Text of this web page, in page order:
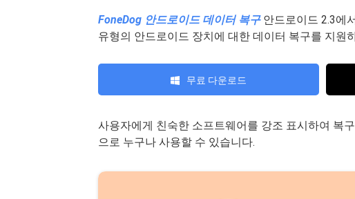
FoneDog 안드로이드 데이터 복구안드로이드 2.3에
유형의 안드로이드 장치에 대한 데이터 복구를 지원
무료 다운로드
사용자에게 친숙한 소프트웨어를 강조 표시하여 복
으로 누구나 사용할 수 있습니다.